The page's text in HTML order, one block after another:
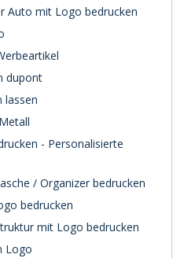
Auto mit Logo bedrucken
dupont
lassen
- Personalisierte
/ Organizer bedrucken
bedrucken
mit Logo bedrucken
Logo